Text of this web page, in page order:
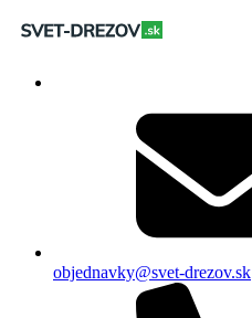
objednavky@svet-drezov.sk